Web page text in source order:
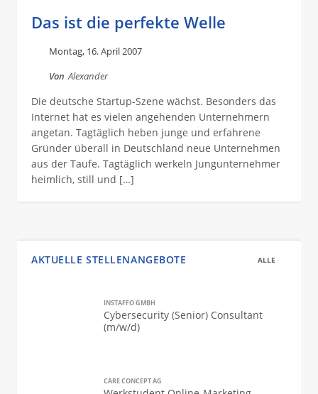
Das ist die perfekte Welle
Montag, 16. April 2007
Von Alexander
Die deutsche Startup-Szene wächst. Besonders das
Internet hat es vielen angehenden Unternehmern
angetan. Tagtäglich heben junge und erfahrene
Gründer überall in Deutschland neue Unternehmen
aus der Taufe. Tagtäglich werkeln Jungunternehmer
heimlich, still und […]
AKTUELLE STELLENANGEBOTE ALLE
INSTAFFO GMBH
Cybersecurity (Senior) Consultant
(m/w/d)
CARE CONCEPT AG